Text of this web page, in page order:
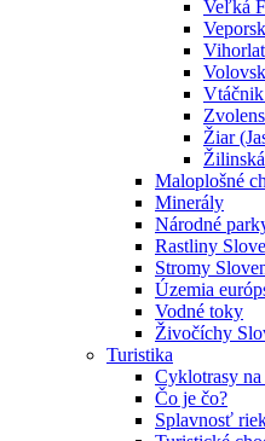
Veľká
Vtáčnik
Žiar
Maloplošné
Minerály
Národné
Rastliny
Stromy
Územia
Vodné toky
Živočíchy
Turistika
Cyklotrasy
Čo je čo?
Splavnosť